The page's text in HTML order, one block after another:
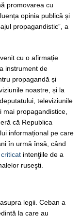
promovarea cu
opinia publică și
propagandistic”, a
cu o afirmație
instrument de
propagandă și
noastre, și la
televiziunile
propagandistice,
că Republica
informațional pe care
în urmă însă, când
intenţiile de a
ruseşti.
legii. Ceban a
la care au